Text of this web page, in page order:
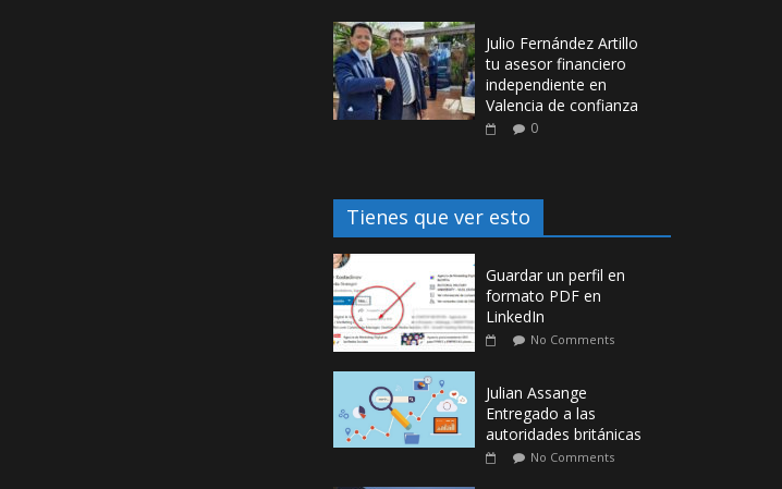
Julio Fernández Artillo
tu asesor financiero
independiente en
Valencia de confianza
0
Tienes que ver esto
Guardar un perfil en
formato PDF en
LinkedIn
No Comments
Julian Assange
Entregado a las
autoridades británicas
No Comments